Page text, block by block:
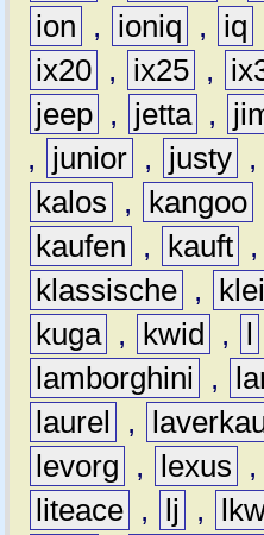
ion
, ioniq , iq
ix20 , ix25 ,
jeep , jetta ,
,
junior , justy ,
kalos
, kangoo
kaufen
, kauft ,
klassische ,
kuga , kwid , l
lamborghini
,
laurel
,
levorg
, lexus ,
liteace , lj ,